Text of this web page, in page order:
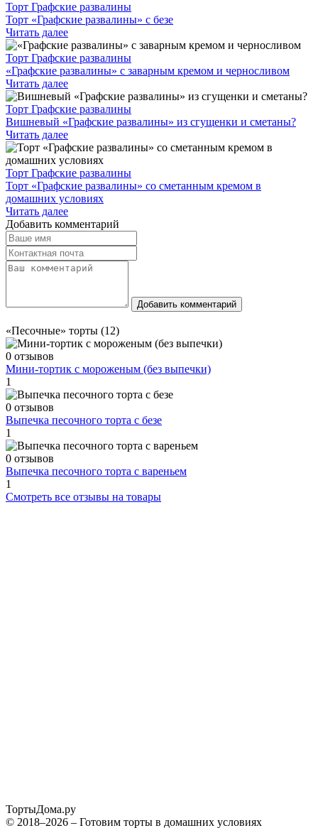
Торт Графские развалины
Торт «Графские развалины» с безе
Читать далее
Торт Графские развалины
«Графские развалины» с заварным кремом и черносливом
Читать далее
Торт Графские развалины
Вишневый «Графские развалины» из сгущенки и сметаны?
Читать далее
Торт Графские развалины
Торт «Графские развалины» со сметанным кремом в
домашних условиях
Читать далее
Добавить комментарий
Добавить комментарий
«Песочные» торты (12)
0 отзывов
Мини-тортик с мороженым (без выпечки)
1
0 отзывов
Выпечка песочного торта с безе
1
0 отзывов
Выпечка песочного торта с вареньем
1
Смотреть все отзывы на товары
ТортыДома.ру
© 2018–2026 – Готовим торты в домашних условиях